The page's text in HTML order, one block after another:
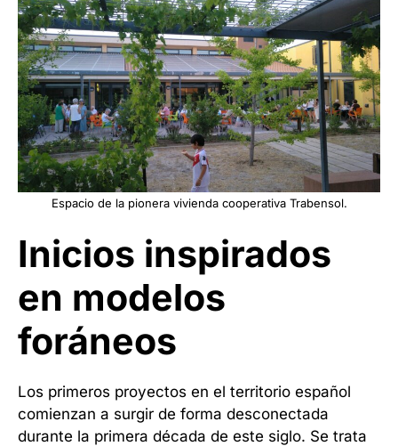
Espacio de la pionera vivienda cooperativa Trabensol.
Inicios inspirados
en modelos
foráneos
Los primeros proyectos en el territorio español
comienzan a surgir de forma desconectada
durante la primera década de este siglo. Se trata